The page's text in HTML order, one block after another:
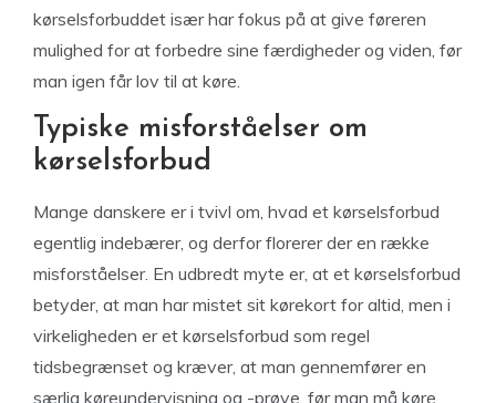
kørselsforbuddet især har fokus på at give føreren
mulighed for at forbedre sine færdigheder og viden, før
man igen får lov til at køre.
Typiske misforståelser om
kørselsforbud
Mange danskere er i tvivl om, hvad et kørselsforbud
egentlig indebærer, og derfor florerer der en række
misforståelser. En udbredt myte er, at et kørselsforbud
betyder, at man har mistet sit kørekort for altid, men i
virkeligheden er et kørselsforbud som regel
tidsbegrænset og kræver, at man gennemfører en
særlig køreundervisning og -prøve, før man må køre